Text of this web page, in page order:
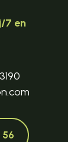
7 en
56